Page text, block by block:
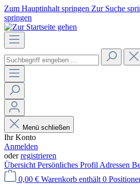
Zum Hauptinhalt springen Zur Suche
springen
Menü schließen
Ihr Konto
Anmelden
oderregistrieren
Übersicht Persönliches Profil Adressen
0,00 € Warenkorb enthält 0